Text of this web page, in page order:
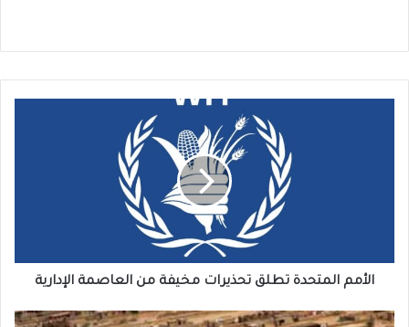
الأمم المتحدة تطلق تحذيرات مخيفة من العاصمة الإدارية
امطار